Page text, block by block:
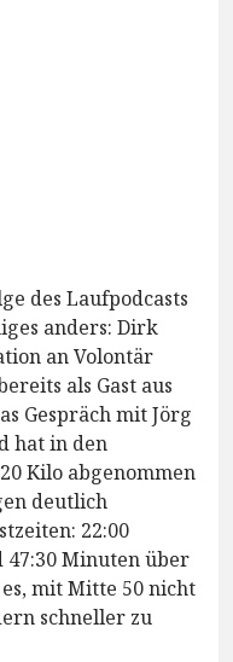
des Laufpodcasts
anders: Dirk
an Volontär
als Gast aus
Gespräch mit Jörg
hat in den
Kilo abgenommen
deutlich
22:00
Minuten über
mit Mitte 50 nicht
schneller zu